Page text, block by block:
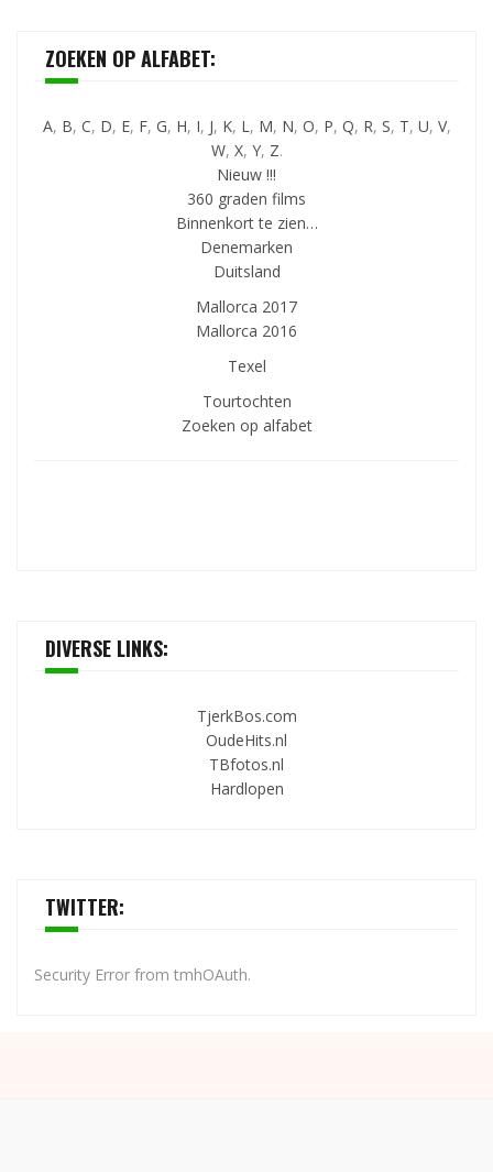
ZOEKEN OP ALFABET:
A, B, C, D, E, F, G, H, I, J, K, L, M, N, O, P, Q, R, S, T, U, V,
W, X, Y, Z.
Nieuw !!!
360 graden films
Binnenkort te zien…
Denemarken
Duitsland
Mallorca 2017
Mallorca 2016
Texel
Tourtochten
Zoeken op alfabet
DIVERSE LINKS:
TjerkBos.com
OudeHits.nl
TBfotos.nl
Hardlopen
TWITTER:
Security Error from tmhOAuth.